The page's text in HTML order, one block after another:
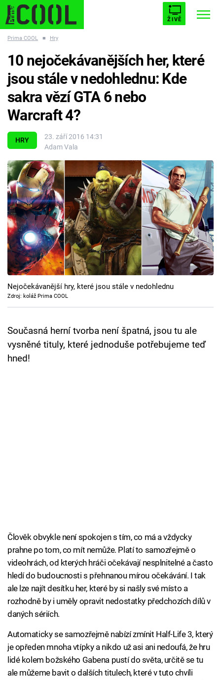
ŽIVĚ
ESCAPE PLNEJ KOTEL AVENGERS 5
Témata
Filmy
Seriály
Hry
Cool Esport
Pořady
TV Program
Přihlášení
Prima COOL ■ Hry
HRY
23. září 2016 14:31
Adam Vala
10 nejočekávanějších her, které
jsou stále v nedohlednu: Kde
sakra vězí GTA 6 nebo
Warcraft 4?
Nejočekávanější hry, které jsou stále v nedohlednu
Zdroj: koláž Prima COOL
Současná herní tvorba není špatná, jsou tu ale
vysněné tituly, které jednoduše potřebujeme teď
hned!
Člověk obvykle není spokojen s tím, co má a vždycky
prahne po tom, co mít nemůže. Platí to samozřejmě o
videohrách, od kterých hráči očekávají nesplnitelné a často
hledí do budoucnosti s přehnanou mírou očekávání. I tak
ale lze najít desítku her, které by si našly své místo a
rozhodně by i uměly opravit nedostatky předchozích dílů v
daných sériích.
Automaticky se samozřejmě nabízí zmínit Half-Life 3, který
je opředen mnoha vtípky a nikdo už asi ani nedoufá, že hru
lidé kolem božského Gabena pustí do světa, určitě se tu
ale můžeme bavit o dalších titulech, které v tuto chvíli